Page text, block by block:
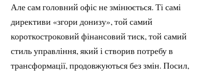
Але сам головний офіс не змінюється. Ті самі
директиви «згори донизу», той самий
короткостроковий фінансовий тиск, той самий
стиль управління, який і створив потребу в
трансформації, продовжуються без змін. Посил,